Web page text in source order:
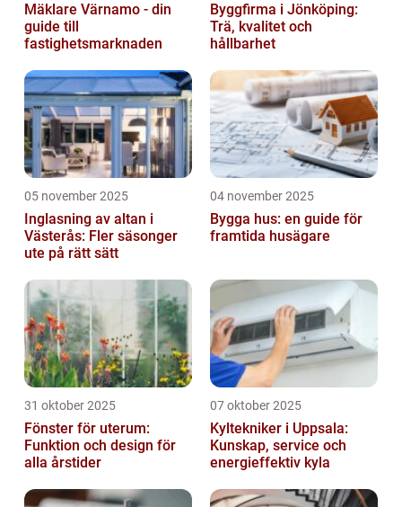
Mäklare Värnamo - din
guide till
fastighetsmarknaden
Byggfirma i Jönköping:
Trä, kvalitet och
hållbarhet
05 november 2025
Inglasning av altan i
Västerås: Fler säsonger
ute på rätt sätt
04 november 2025
Bygga hus: en guide för
framtida husägare
31 oktober 2025
Fönster för uterum:
Funktion och design för
alla årstider
07 oktober 2025
Kyltekniker i Uppsala:
Kunskap, service och
energieffektiv kyla